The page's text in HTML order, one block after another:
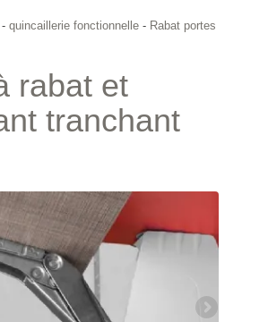
- quincaillerie fonctionnelle - Rabat portes
rabat et
tranchant